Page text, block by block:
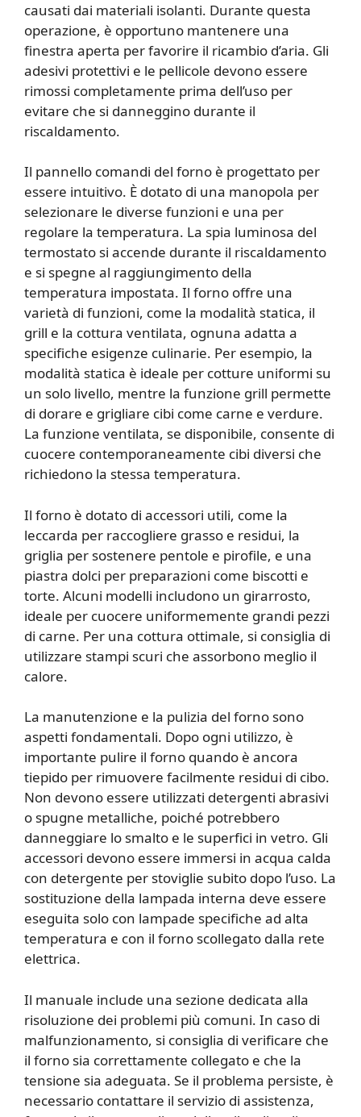
causati dai materiali isolanti. Durante questa
operazione, è opportuno mantenere una
finestra aperta per favorire il ricambio d’aria. Gli
adesivi protettivi e le pellicole devono essere
rimossi completamente prima dell’uso per
evitare che si danneggino durante il
riscaldamento.
Il pannello comandi del forno è progettato per
essere intuitivo. È dotato di una manopola per
selezionare le diverse funzioni e una per
regolare la temperatura. La spia luminosa del
termostato si accende durante il riscaldamento
e si spegne al raggiungimento della
temperatura impostata. Il forno offre una
varietà di funzioni, come la modalità statica, il
grill e la cottura ventilata, ognuna adatta a
specifiche esigenze culinarie. Per esempio, la
modalità statica è ideale per cotture uniformi su
un solo livello, mentre la funzione grill permette
di dorare e grigliare cibi come carne e verdure.
La funzione ventilata, se disponibile, consente di
cuocere contemporaneamente cibi diversi che
richiedono la stessa temperatura.
Il forno è dotato di accessori utili, come la
leccarda per raccogliere grasso e residui, la
griglia per sostenere pentole e pirofile, e una
piastra dolci per preparazioni come biscotti e
torte. Alcuni modelli includono un girarrosto,
ideale per cuocere uniformemente grandi pezzi
di carne. Per una cottura ottimale, si consiglia di
utilizzare stampi scuri che assorbono meglio il
calore.
La manutenzione e la pulizia del forno sono
aspetti fondamentali. Dopo ogni utilizzo, è
importante pulire il forno quando è ancora
tiepido per rimuovere facilmente residui di cibo.
Non devono essere utilizzati detergenti abrasivi
o spugne metalliche, poiché potrebbero
danneggiare lo smalto e le superfici in vetro. Gli
accessori devono essere immersi in acqua calda
con detergente per stoviglie subito dopo l’uso. La
sostituzione della lampada interna deve essere
eseguita solo con lampade specifiche ad alta
temperatura e con il forno scollegato dalla rete
elettrica.
Il manuale include una sezione dedicata alla
risoluzione dei problemi più comuni. In caso di
malfunzionamento, si consiglia di verificare che
il forno sia correttamente collegato e che la
tensione sia adeguata. Se il problema persiste, è
necessario contattare il servizio di assistenza,